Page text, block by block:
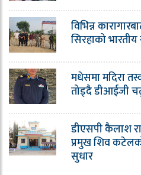
विभिन्न
सिरहाको भारतीय
मधेसमा मदिरा
तोड्दै डीआईजी
डीएसपी कैलाश
प्रमुख शिव
सुधार